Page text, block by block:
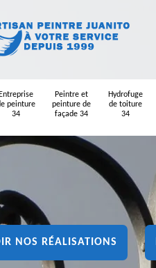
Entreprise
peinture
34
Peintre et
peinture de
façade 34
Hydrofuge
de toiture
34
NOS RÉALISATIONS